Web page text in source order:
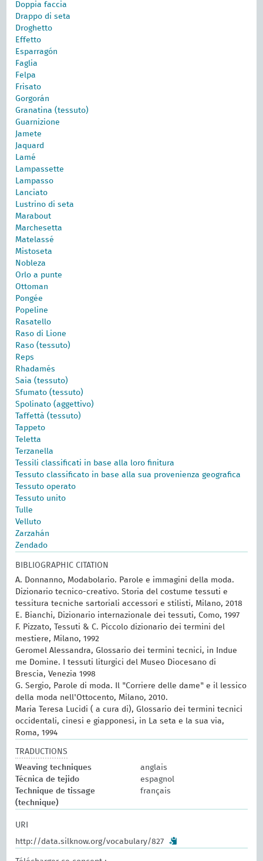
Doppia faccia
Drappo di seta
Droghetto
Effetto
Esparragón
Faglia
Felpa
Frisato
Gorgorán
Granatina (tessuto)
Guarnizione
Jamete
Jaquard
Lamé
Lampassette
Lampasso
Lanciato
Lustrino di seta
Marabout
Marchesetta
Matelassé
Mistoseta
Nobleza
Orlo a punte
Ottoman
Pongée
Popeline
Rasatello
Raso di Lione
Raso (tessuto)
Reps
Rhadamés
Saia (tessuto)
Sfumato (tessuto)
Spolinato (aggettivo)
Taffettà (tessuto)
Tappeto
Teletta
Terzanella
Tessili classificati in base alla loro finitura
Tessuto classificato in base alla sua provenienza geografica
Tessuto operato
Tessuto unito
Tulle
Velluto
Zarzahán
Zendado
BIBLIOGRAPHIC CITATION
A. Donnanno, Modabolario. Parole e immagini della moda.
Dizionario tecnico-creativo. Storia del costume tessuti e
tessitura tecniche sartoriali accessori e stilisti, Milano, 2018
E. Bianchi, Dizionario internazionale dei tessuti, Como, 1997
F. Pizzato, Tessuti & C. Piccolo dizionario dei termini del
mestiere, Milano, 1992
Geromel Alessandra, Glossario dei termini tecnici, in Indue
me Domine. I tessuti liturgici del Museo Diocesano di
Brescia, Venezia 1998
G. Sergio, Parole di moda. Il "Corriere delle dame" e il lessico
della moda nell'Ottocento, Milano, 2010.
Maria Teresa Lucidi ( a cura di), Glossario dei termini tecnici
occidentali, cinesi e giapponesi, in La seta e la sua via,
Roma, 1994
TRADUCTIONS
Weaving techniques
anglais
Técnica de tejido
espagnol
Technique de tissage
(technique)
français
URI
http://data.silknow.org/vocabulary/827